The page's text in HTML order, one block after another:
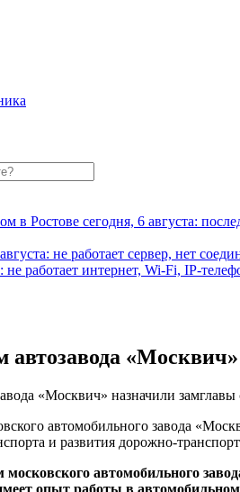
в Ростове сегодня, 6 августа:
не работает сервер, нет
не работает интернет, Wi-Fi, IP-
автозавода
«Москвич» назначили
автомобильного завода
и развития дорожно-
московского автомобильного
опыт работы в автомобильном